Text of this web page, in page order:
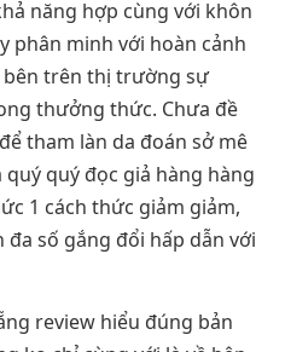
năng hợp cùng với khôn
phân minh với hoàn cảnh
bên trên thị trường sự
thưởng thức. Chưa đề
tham làn da đoán sở mê
quý đọc giả hàng hàng
1 cách thức giảm giảm,
số gắng đổi hấp dẫn với
review hiểu đúng bản